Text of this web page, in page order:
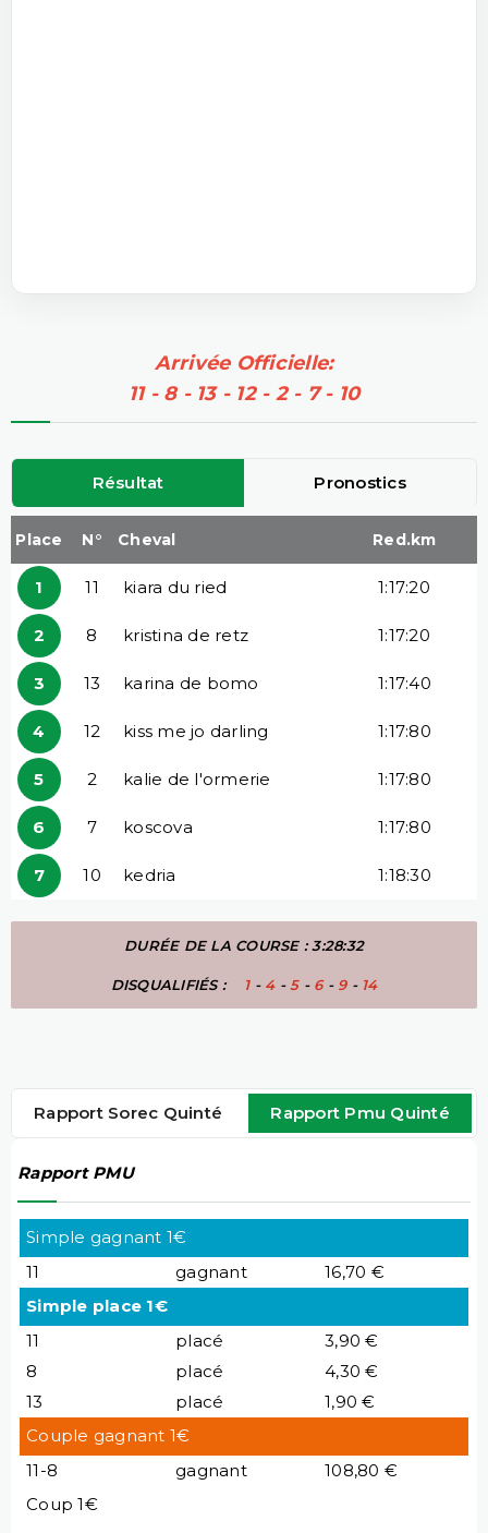
Arrivée Officielle:
11 - 8 - 13 - 12 - 2 - 7 - 10
Résultat Pronostics
Place N° Cheval Red.km
1 11 kiara du ried 1:17:20
2 8 kristina de retz 1:17:20
3 13 karina de bomo 1:17:40
4 12 kiss me jo darling 1:17:80
5 2 kalie de l'ormerie 1:17:80
6 7 koscova 1:17:80
7 10 kedria 1:18:30
DURÉE DE LA COURSE : 3:28:32
DISQUALIFIÉS : 1- 4-5- 6- 9- 14
Rapport Sorec Quinté Rapport Pmu Quinté
Rapport PMU
Simple gagnant 1€
11
gagnant
16,70 €
Simple place 1€
11
placé
3,90 €
8
placé
4,30 €
13
placé
1,90 €
Couple gagnant 1€
11-8
gagnant
108,80 €
Coup 1€